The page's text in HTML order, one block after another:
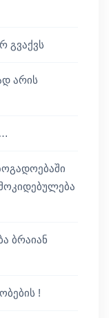
გვაქვს
არის
ბრაიან
!